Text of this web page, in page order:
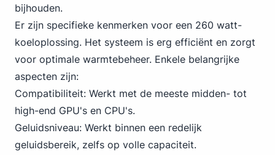
bijhouden.
Er zijn specifieke kenmerken voor een 260 watt-
koeloplossing. Het systeem is erg efficiënt en zorgt
voor optimale warmtebeheer. Enkele belangrijke
aspecten zijn:
Compatibiliteit: Werkt met de meeste midden- tot
high-end GPU's en CPU's.
Geluidsniveau: Werkt binnen een redelijk
geluidsbereik, zelfs op volle capaciteit.